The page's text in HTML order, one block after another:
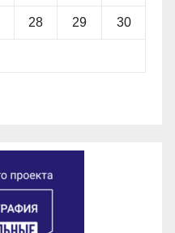
28 29 30